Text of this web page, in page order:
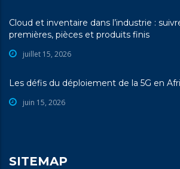
Cloud et inventaire dans l’industrie :
premières, pièces et produits finis
juillet 15, 2026
Les défis du déploiement de la 5G en
juin 15, 2026
SITEMAP